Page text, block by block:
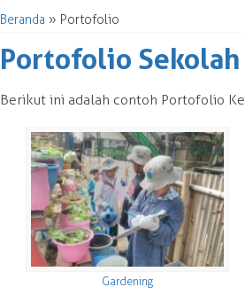
Beranda » Portofolio
Portofolio
Berikut ini adalah contoh Portofolio
Gardening